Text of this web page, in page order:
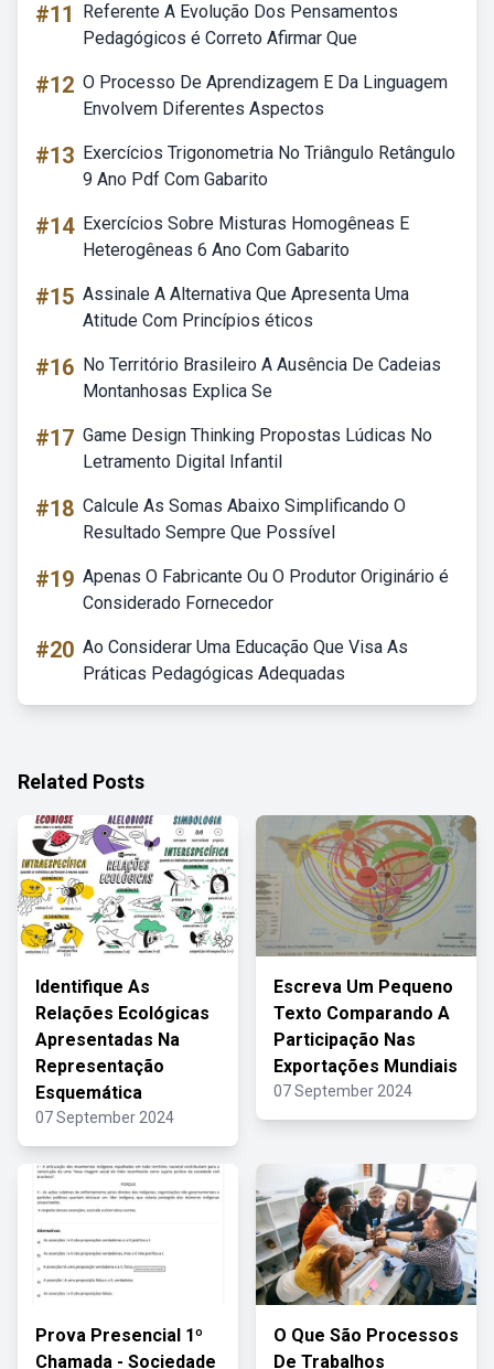
#11
Referente A Evolução Dos Pensamentos
Pedagógicos é Correto Afirmar Que
#12 O Processo De Aprendizagem E Da Linguagem
Envolvem Diferentes Aspectos
#13 Exercícios Trigonometria No Triângulo Retângulo
9 Ano Pdf Com Gabarito
#14 Exercícios Sobre Misturas Homogêneas E
Heterogêneas 6 Ano Com Gabarito
#15 Assinale A Alternativa Que Apresenta Uma
Atitude Com Princípios éticos
#16 No Território Brasileiro A Ausência De Cadeias
Montanhosas Explica Se
#17 Game Design Thinking Propostas Lúdicas No
Letramento Digital Infantil
#18 Calcule As Somas Abaixo Simplificando O
Resultado Sempre Que Possível
#19 Apenas O Fabricante Ou O Produtor Originário é
Considerado Fornecedor
#20 Ao Considerar Uma Educação Que Visa As
Práticas Pedagógicas Adequadas
Related Posts
Identifique As
Relações Ecológicas
Apresentadas Na
Representação
Esquemática
07 September 2024
Escreva Um Pequeno
Texto Comparando A
Participação Nas
Exportações Mundiais
07 September 2024
Prova Presencial 1º
Chamada - Sociedade
O Que São Processos
De Trabalhos